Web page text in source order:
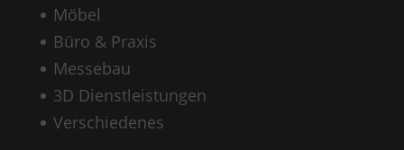
Möbel
Büro & Praxis
Messebau
3D Dienstleistungen
Verschiedenes